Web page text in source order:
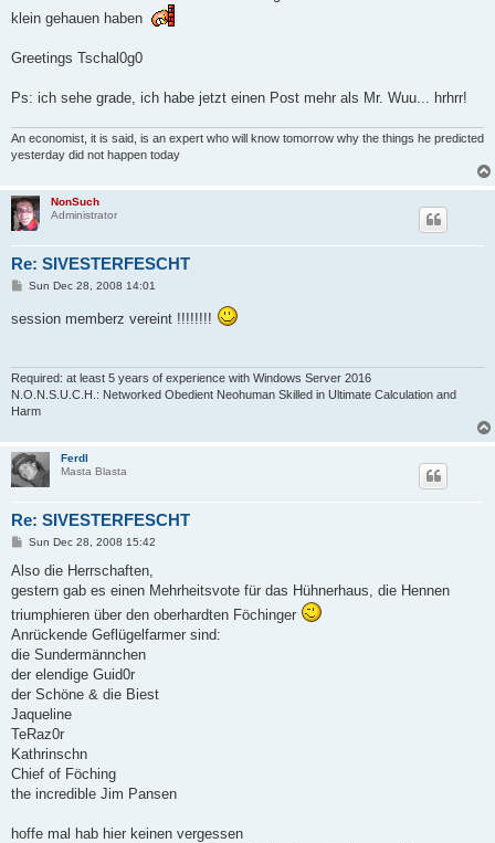
klein gehauen haben
Greetings Tschal0g0
Ps: ich sehe grade, ich habe jetzt einen Post mehr als Mr. Wuu... hrhrr!
An economist, it is said, is an expert who will know tomorrow why the things he predicted
yesterday did not happen today
NonSuch
Administrator
Re: SIVESTERFESCHT
P
t
Sun Dec 28, 2008 14:01
session memberz vereint !!!!!!!!
Required: at least 5 years of experience with Windows Server 2016
N.O.N.S.U.C.H.: Networked Obedient Neohuman Skilled in Ultimate Calculation and
Harm
Ferdl
Masta Blasta
Re: SIVESTERFESCHT
P
s
Sun Dec 28, 2008 15:42
Also die Herrschaften,
gestern gab es einen Mehrheitsvote für das Hühnerhaus, die Hennen
triumphieren über den oberhardten Föchinger
Anrückende Geflügelfarmer sind:
die Sundermännchen
der elendige Guid0r
der Schöne & die Biest
Jaqueline
TeRaz0r
Kathrinschn
Chief of Föching
the incredible Jim Pansen
hoffe mal hab hier keinen vergessen